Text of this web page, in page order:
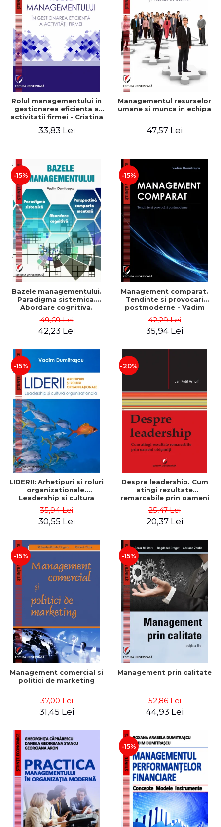
Rolul managementului in
gestionarea eficienta a
activitatii firmei - Cristina
Gabriel Nastase, Mihaela-
33,83 Lei
Managementul resurselor
umane si munca in echipa
47,57 Lei
-15%
Bazele managementului.
Paradigma sistemica.
Abordare cognitiva.
comportamentala - Vadim
Dumitrascu
49,69 Lei
42,23 Lei
-15%
Management comparat.
Tendinte si provocari
postmoderne - Vadim
42,29 Lei
35,94 Lei
-15%
LIDERII: Arhetipuri si roluri
organizationale.
Leadership si cultura
Dumitrascu
35,94 Lei
30,55 Lei
-20%
Despre leadership. Cum
atingi rezultate
remarcabile prin oameni
25,47 Lei
20,37 Lei
-15%
Management comercial si
politici de marketing
37,00 Lei
31,45 Lei
-15%
Management prin calitate
52,86 Lei
44,93 Lei
-15%